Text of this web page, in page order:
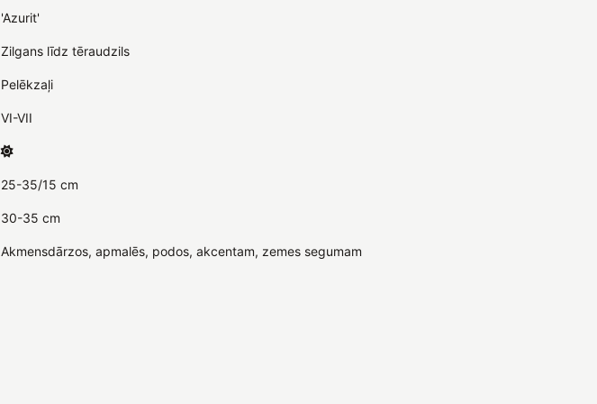
'Azurit'
Zilgans līdz tēraudzils
Pelēkzaļi
VI-VII
25-35/15 cm
30-35 cm
Akmensdārzos, apmalēs, podos, akcentam, zemes segumam